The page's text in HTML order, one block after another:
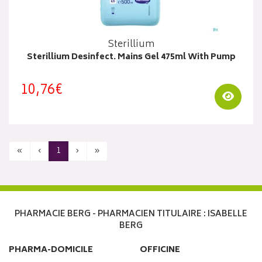
Sterillium
Sterillium Desinfect. Mains Gel 475ml With Pump
10,76€
« ‹ 1 › »
PHARMACIE BERG - PHARMACIEN TITULAIRE : ISABELLE
BERG
PHARMA-DOMICILE
OFFICINE